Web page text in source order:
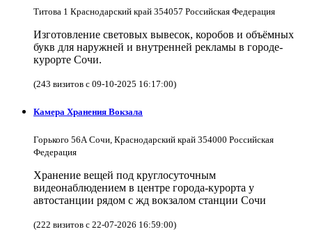
Титова 1 Краснодарский край 354057 Российская Федерация
Изготовление световых вывесок, коробов и объёмных
букв для наружней и внутренней рекламы в городе-
курорте Сочи.
(243 визитов с 09-10-2025 16:17:00)
Камера Хранения Вокзала
Горького 56А Сочи, Краснодарский край 354000 Российская
Федерация
Хранение вещей под круглосуточным
видеонаблюдением в центре города-курорта у
автостанции рядом с жд вокзалом станции Сочи
(222 визитов с 22-07-2026 16:59:00)